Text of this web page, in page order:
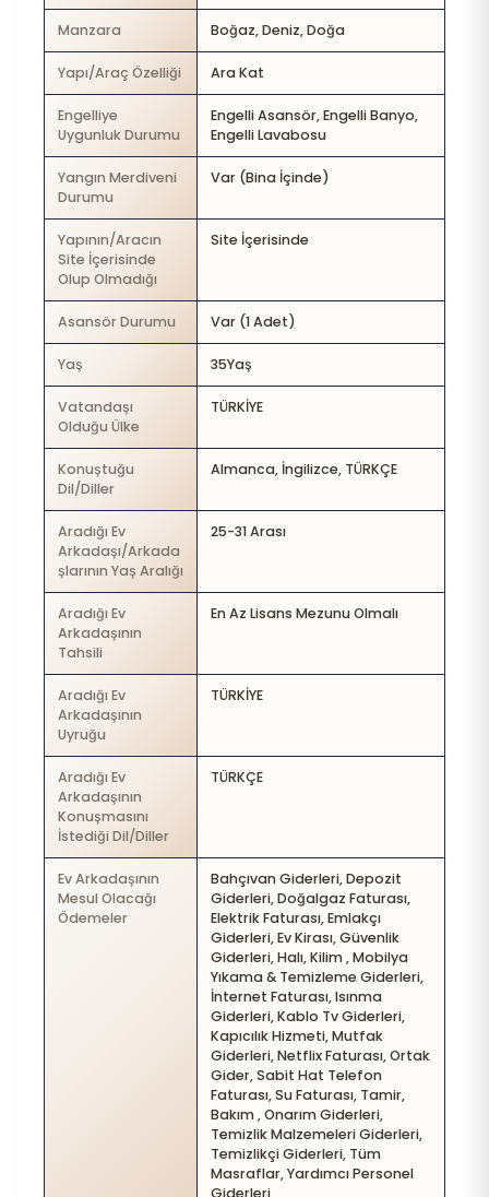
Manzara Boğaz, Deniz, Doğa
Yapı/Araç Özelliği Ara Kat
Engelliye
Uygunluk Durumu
Engelli Asansör, Engelli Banyo,
Engelli Lavabosu
Yangın Merdiveni
Durumu
Var (Bina İçinde)
Yapının/Aracın
Site İçerisinde
Olup Olmadığı
Site İçerisinde
Asansör Durumu Var (1 Adet)
Yaş 35Yaş
Vatandaşı
Olduğu Ülke
TÜRKİYE
Konuştuğu
Dil/Diller
Almanca, İngilizce, TÜRKÇE
Aradığı Ev
Arkadaşı/Arkada
şlarının Yaş Aralığı
25-31 Arası
Aradığı Ev
Arkadaşının
Tahsili
En Az Lisans Mezunu Olmalı
Aradığı Ev
Arkadaşının
Uyruğu
TÜRKİYE
Aradığı Ev
Arkadaşının
Konuşmasını
İstediği Dil/Diller
TÜRKÇE
Ev Arkadaşının
Mesul Olacağı
Ödemeler
Bahçıvan Giderleri, Depozit
Giderleri, Doğalgaz Faturası,
Elektrik Faturası, Emlakçı
Giderleri, Ev Kirası, Güvenlik
Giderleri, Halı, Kilim , Mobilya
Yıkama & Temizleme Giderleri,
İnternet Faturası, Isınma
Giderleri, Kablo Tv Giderleri,
Kapıcılık Hizmeti, Mutfak
Giderleri, Netflix Faturası, Ortak
Gider, Sabit Hat Telefon
Faturası, Su Faturası, Tamir,
Bakım , Onarım Giderleri,
Temizlik Malzemeleri Giderleri,
Temizlikçi Giderleri, Tüm
Masraflar, Yardımcı Personel
Giderleri